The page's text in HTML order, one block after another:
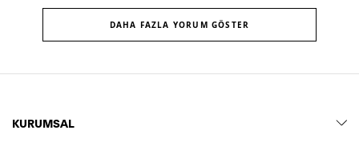
DAHA FAZLA YORUM GÖSTER
KURUMSAL